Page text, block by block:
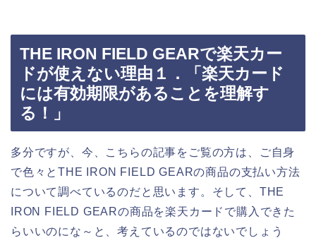
THE IRON FIELD GEARで楽天カー
ドが使えない理由１．「楽天カード
には有効期限があることを理解す
る！」
多分ですが、今、こちらの記事をご覧の方は、ご自身
で色々とTHE IRON FIELD GEARの商品の支払い方法
について調べているのだと思います。そして、THE
IRON FIELD GEARの商品を楽天カードで購入できた
らいいのにな～と、考えているのではないでしょう